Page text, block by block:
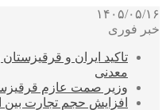
۱۴۰۵/۰۵/۱۶
خبر فوری
تاکید ایران و
معدنی
وزیر صمت عازم